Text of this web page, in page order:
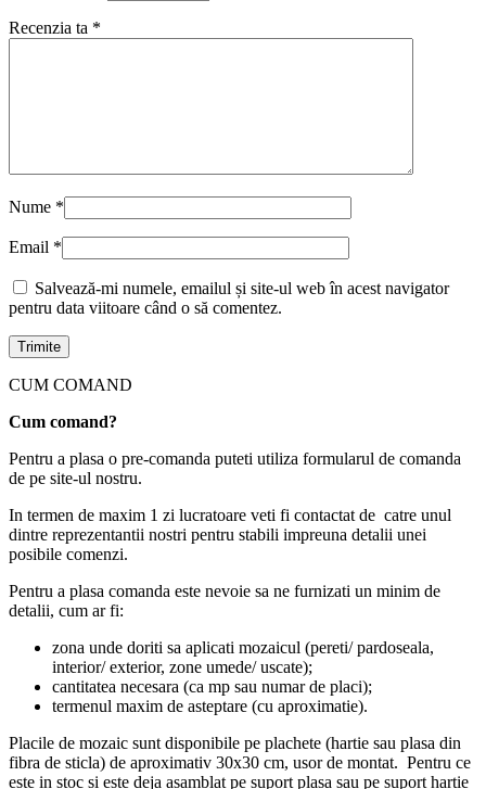
Recenzia ta *
Nume *
Email *
Salvează-mi numele, emailul și site-ul web în acest navigator
pentru data viitoare când o să comentez.
CUM COMAND
Cum comand?
Pentru a plasa o pre-comanda puteti utiliza formularul de comanda
de pe site-ul nostru.
In termen de maxim 1 zi lucratoare veti fi contactat de catre unul
dintre reprezentantii nostri pentru stabili impreuna detalii unei
posibile comenzi.
Pentru a plasa comanda este nevoie sa ne furnizati un minim de
detalii, cum ar fi:
zona unde doriti sa aplicati mozaicul (pereti/ pardoseala,
interior/ exterior, zone umede/ uscate);
cantitatea necesara (ca mp sau numar de placi);
termenul maxim de asteptare (cu aproximatie).
Placile de mozaic sunt disponibile pe plachete (hartie sau plasa din
fibra de sticla) de aproximativ 30x30 cm, usor de montat. Pentru ce
este in stoc si este deja asamblat pe suport plasa sau pe suport hartie